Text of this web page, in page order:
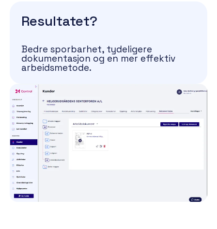
Resultatet?
Bedre sporbarhet, tydeligere
dokumentasjon og en mer effektiv
arbeidsmetode.